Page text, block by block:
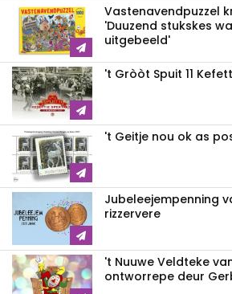
Vastenavendpuzzel
'Duuzend stukskes
uitgebeeld'
't Gròòt Spuit 11
't Geitje nou ok as
Jubeleejempenning
rizzervere
't Nuuwe Veldteke
ontworrepe deur